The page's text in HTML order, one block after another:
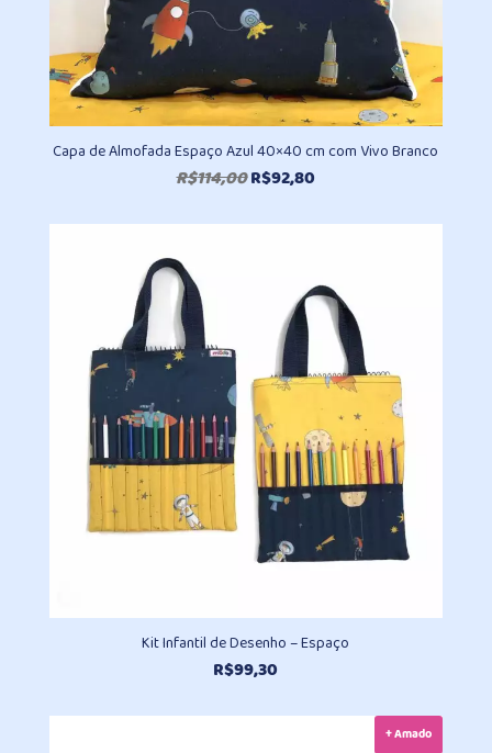
Capa de Almofada Espaço Azul 40×40 cm com Vivo Branco
R$114,00O
original
R$92,80
atual
Kit Infantil de Desenho – Espaço
R$99,30
+ Amado